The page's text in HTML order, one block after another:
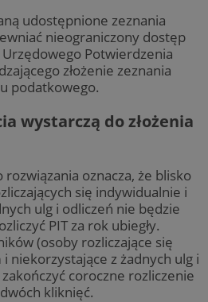
udostępnione zeznania
nieograniczony dostęp
Potwierdzenia
złożenie zeznania
podatkowego.
wystarczą do złożenia
oznacza, że blisko
się indywidualnie i
ulg i odliczeń nie będzie
PIT za rok ubiegły.
(osoby rozliczające się
niekorzystające z żadnych ulg i
coroczne rozliczenie
kliknięć.